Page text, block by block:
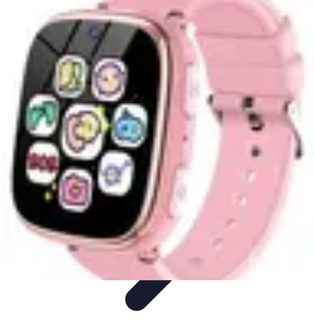
Polyglotte Junior
AvantagesConseils et StratégiesRecherches et
Développements
Comparaisons Astuces et Conseils
Polyglotte Junior